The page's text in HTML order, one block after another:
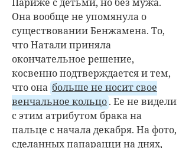
Она вообще не упомянула о
существовании Бенжамена. То,
что Натали приняла
окончательное решение,
косвенно подтверждается и тем,
что она больше не носит свое
венчальное кольцо. Ее не видели
с этим атрибутом брака на
пальце с начала декабря. На фото,
сделанных папарацци на днях,